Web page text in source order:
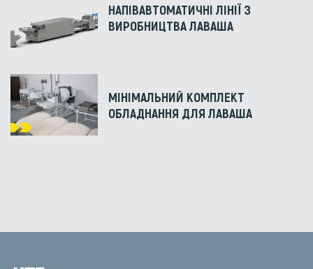
НАПІВАВТОМАТИЧНІ ЛІНІЇ З
ВИРОБНИЦТВА ЛАВАША
МІНІМАЛЬНИЙ КОМПЛЕКТ
ОБЛАДНАННЯ ДЛЯ ЛАВАША